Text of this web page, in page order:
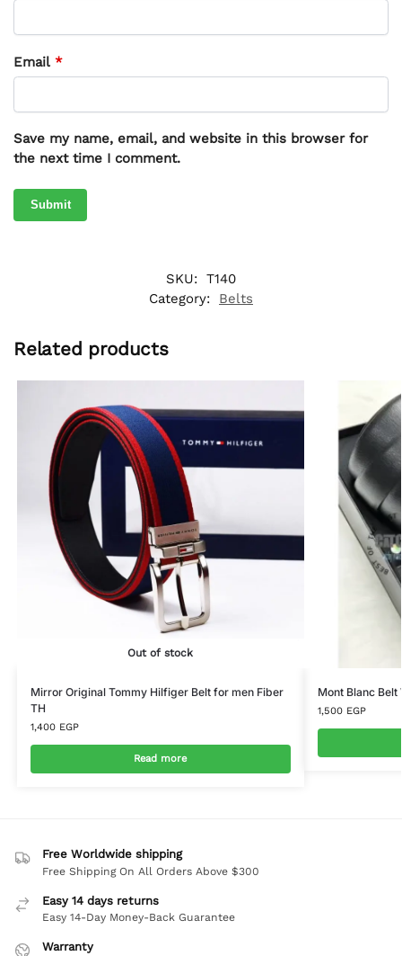
Email *
Save my name, email, and website in this browser for
the next time I comment.
SKU: T140
Category:
Belts
Related products
Out of stock
Mirror Original Tommy Hilfiger Belt for men Fiber
TH
1,400 EGP
Read more
Mont Blanc
1,500 EGP
Free Worldwide shipping
Free Shipping On All Orders Above $300
Easy 14 days returns
Easy 14-Day Money-Back Guarantee
Warranty